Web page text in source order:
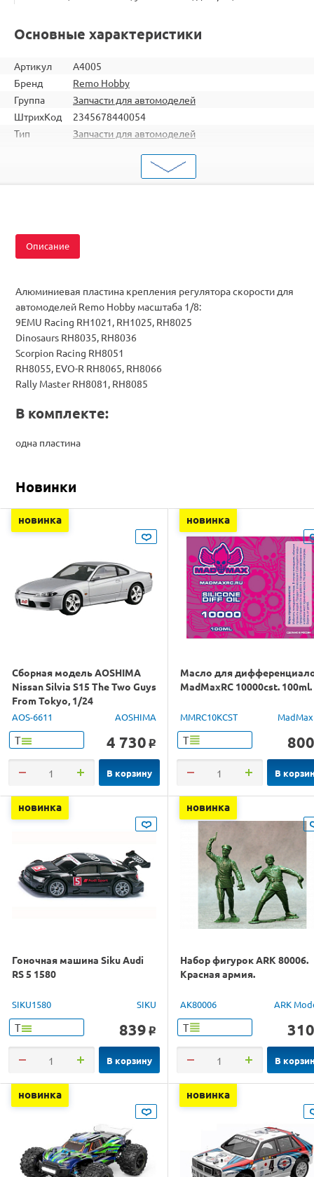
Основные характеристики
Артикул
A4005
Бренд
Remo Hobby
Группа
Запчасти для автомоделей
ШтрихКод
2345678440054
Тип
Запчасти для автомоделей
Корпус и шасси
RH8051 / RH8055 / RH8081 / RH8085 / RH1021 /
Описание
Алюминиевая пластина крепления регулятора скорости для
автомоделей Remo Hobby масштаба 1/8:
9EMU Racing RH1021, RH1025, RH8025
Dinosaurs RH8035, RH8036
Scorpion Racing RH8051
RH8055, EVO-R RH8065, RH8066
Rally Master RH8081, RH8085
В комплекте:
одна пластина
Новинки
новинка
Сборная модель AOSHIMA
Nissan Silvia S15 The Two Guys
From Tokyo, 1/24
AOS-6611 AOSHIMA
Т 4 730 o
В корзину
новинка
Масло для
MadMaxRC 10000cst. 100ml.
MMRC10KCST
Т 800
В
новинка
Гоночная машина Siku Audi
RS 5 1580
SIKU1580 SIKU
Т 839 o
В корзину
новинка
Набор фигурок ARK 80006.
Красная армия.
AK80006 ARK
Т 310
В
новинка новинка